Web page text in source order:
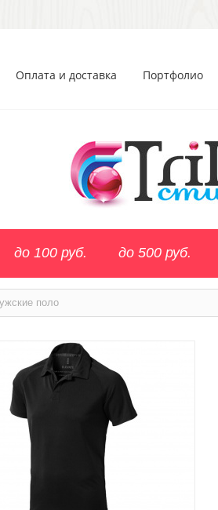
Оплата и доставка Портфолио
до 100 руб. до 500 руб.
поло